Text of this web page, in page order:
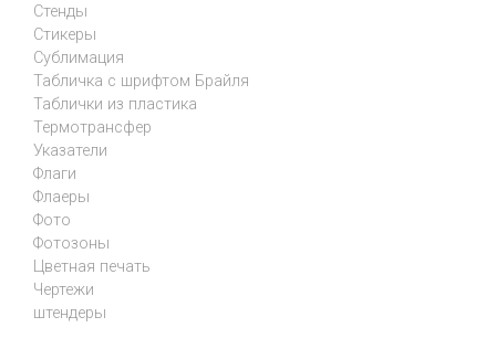
Стенды
Стикеры
Сублимация
Табличка с шрифтом Брайля
Таблички из пластика
Термотрансфер
Указатели
Флаги
Флаеры
Фото
Фотозоны
Цветная печать
Чертежи
штендеры